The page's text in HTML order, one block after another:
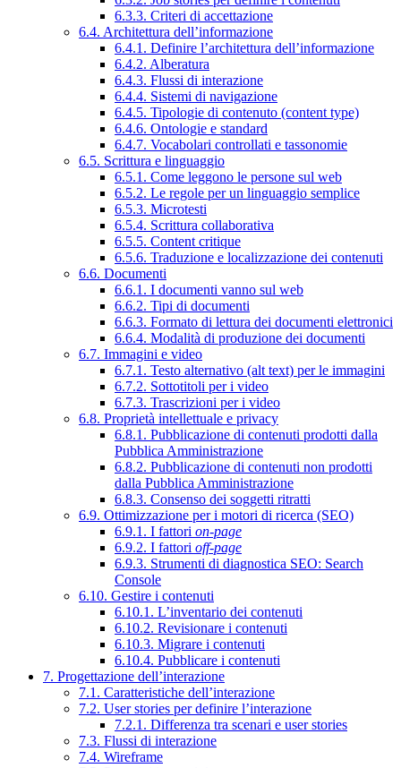
6.3.3. Criteri di accettazione
6.4. Architettura dell’informazione
6.4.1. Definire l’architettura dell’informazione
6.4.2. Alberatura
6.4.3. Flussi di interazione
6.4.4. Sistemi di navigazione
6.4.5. Tipologie di contenuto (content type)
6.4.6. Ontologie e standard
6.4.7. Vocabolari controllati e tassonomie
6.5. Scrittura e linguaggio
6.5.1. Come leggono le persone sul web
6.5.2. Le regole per un linguaggio semplice
6.5.3. Microtesti
6.5.4. Scrittura collaborativa
6.5.5. Content critique
6.5.6. Traduzione e localizzazione dei contenuti
6.6. Documenti
6.6.1. I documenti vanno sul web
6.6.2. Tipi di documenti
6.6.3. Formato di lettura dei documenti elettronici
6.6.4. Modalità di produzione dei documenti
6.7. Immagini e video
6.7.1. Testo alternativo (alt text) per le immagini
6.7.2. Sottotitoli per i video
6.7.3. Trascrizioni per i video
6.8. Proprietà intellettuale e privacy
6.8.1. Pubblicazione di contenuti prodotti dalla
Pubblica Amministrazione
6.8.2. Pubblicazione di contenuti non prodotti
dalla Pubblica Amministrazione
6.8.3. Consenso dei soggetti ritratti
6.9. Ottimizzazione per i motori di ricerca (SEO)
6.9.1. I fattori on-page
6.9.2. I fattori off-page
6.9.3. Strumenti di diagnostica SEO: Search
Console
6.10. Gestire i contenuti
6.10.1. L’inventario dei contenuti
6.10.2. Revisionare i contenuti
6.10.3. Migrare i contenuti
6.10.4. Pubblicare i contenuti
7. Progettazione dell’interazione
7.1. Caratteristiche dell’interazione
7.2. User stories per definire l’interazione
7.2.1. Differenza tra scenari e user stories
7.3. Flussi di interazione
7.4. Wireframe